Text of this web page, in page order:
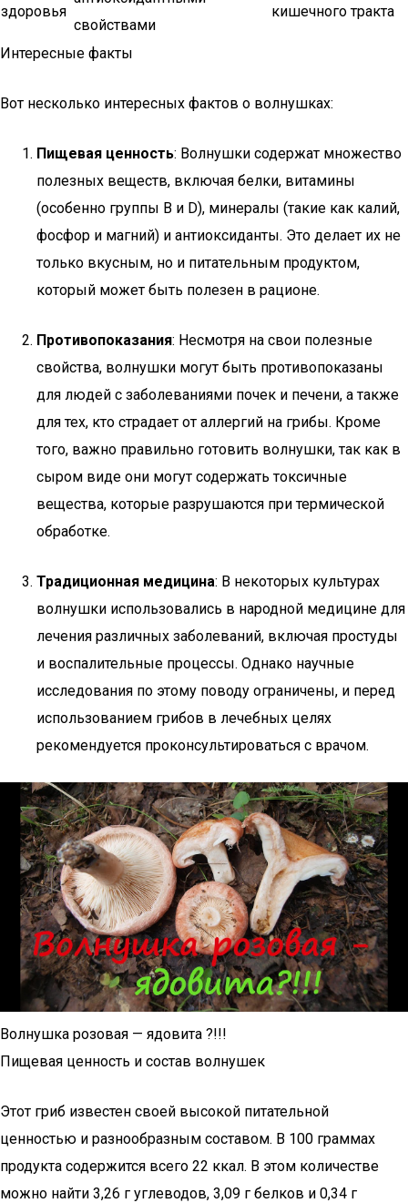
здоровья
свойствами
кишечного тракта
Интересные факты
Вот несколько интересных фактов о волнушках:
Пищевая ценность: Волнушки содержат множество
полезных веществ, включая белки, витамины
(особенно группы B и D), минералы (такие как калий,
фосфор и магний) и антиоксиданты. Это делает их не
только вкусным, но и питательным продуктом,
который может быть полезен в рационе.
Противопоказания: Несмотря на свои полезные
свойства, волнушки могут быть противопоказаны
для людей с заболеваниями почек и печени, а также
для тех, кто страдает от аллергий на грибы. Кроме
того, важно правильно готовить волнушки, так как в
сыром виде они могут содержать токсичные
вещества, которые разрушаются при термической
обработке.
Традиционная медицина: В некоторых культурах
волнушки использовались в народной медицине для
лечения различных заболеваний, включая простуды
и воспалительные процессы. Однако научные
исследования по этому поводу ограничены, и перед
использованием грибов в лечебных целях
рекомендуется проконсультироваться с врачом.
Волнушка розовая — ядовита ?!!!
Пищевая ценность и состав волнушек
Этот гриб известен своей высокой питательной
ценностью и разнообразным составом. В 100 граммах
продукта содержится всего 22 ккал. В этом количестве
можно найти 3,26 г углеводов, 3,09 г белков и 0,34 г